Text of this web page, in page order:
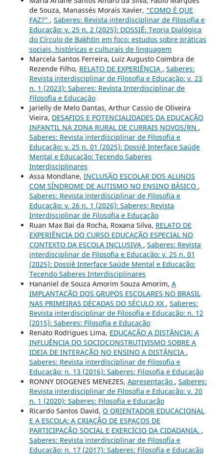
de Souza, Manassés Morais Xavier, “COMO É QUE
FAZ?” , Saberes: Revista interdisciplinar de Filosofia e
Educação: v. 25 n. 2 (2025): DOSSIÊ: Teoria Dialógica
do Círculo de Bakhtin em foco: estudos sobre práticas
sociais, históricas e culturais de linguagem
Marcela Santos Ferreira, Luiz Augusto Coimbra de
Rezende Filho, RELATO DE EXPERIÊNCIA , Saberes:
Revista interdisciplinar de Filosofia e Educação: v. 23
n. 1 (2023): Saberes: Revista Interdisciplinar de
Filosofia e Educação
Jarielly de Melo Dantas, Arthur Cassio de Oliveira
Vieira, DESAFIOS E POTENCIALIDADES DA EDUCAÇÃO
INFANTIL NA ZONA RURAL DE CURRAIS NOVOS/RN ,
Saberes: Revista interdisciplinar de Filosofia e
Educação: v. 25 n. 01 (2025): Dossiê Interface Saúde
Mental e Educação: Tecendo Saberes
Interdisciplinares
Assa Mondlane, INCLUSÃO ESCOLAR DOS ALUNOS
COM SÍNDROME DE AUTISMO NO ENSINO BÁSICO ,
Saberes: Revista interdisciplinar de Filosofia e
Educação: v. 26 n. 1 (2026): Saberes: Revista
Interdisciplinar de Filosofia e Educação
Ruan Max Bai da Rocha, Roxana Silva, RELATO DE
EXPERIÊNCIA DO CURSO EDUCAÇÃO ESPECIAL NO
CONTEXTO DA ESCOLA INCLUSIVA , Saberes: Revista
interdisciplinar de Filosofia e Educação: v. 25 n. 01
(2025): Dossiê Interface Saúde Mental e Educação:
Tecendo Saberes Interdisciplinares
Hananiel de Souza Amorim Souza Amorim, A
IMPLANTAÇÃO DOS GRUPOS ESCOLARES NO BRASIL
NAS PRIMEIRAS DÉCADAS DO SÉCULO XX , Saberes:
Revista interdisciplinar de Filosofia e Educação: n. 12
(2015): Saberes: Filosofia e Educação
Renato Rodrigues Lima, EDUCAÇÃO A DISTÂNCIA: A
INFLUÊNCIA DO SOCIOCONSTRUTIVISMO SOBRE A
IDEIA DE INTERAÇÃO NO ENSINO A DISTÂNCIA ,
Saberes: Revista interdisciplinar de Filosofia e
Educação: n. 13 (2016): Saberes: Filosofia e Educação
RONNY DIOGENES MENEZES, Apresentação , Saberes:
Revista interdisciplinar de Filosofia e Educação: v. 20
n. 1 (2020): Saberes: Filosofia e Educação
Ricardo Santos David, O ORIENTADOR EDUCACIONAL
E A ESCOLA: A CRIAÇÃO DE ESPAÇOS DE
PARTICIPAÇÃO SOCIAL E EXERCÍCIO DA CIDADANIA. ,
Saberes: Revista interdisciplinar de Filosofia e
Educação: n. 17 (2017): Saberes: Filosofia e Educação